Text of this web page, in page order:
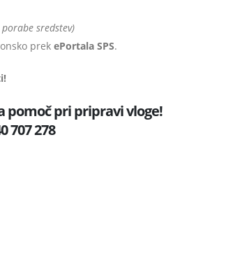
sredstev)
prek ePortala SPS.
pomoč pri pripravi vloge!
707 278